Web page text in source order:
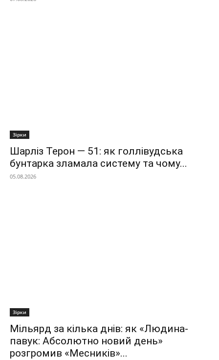
Зірки
Шарліз Терон — 51: як голлівудська
бунтарка зламала систему та чому...
05.08.2026
Зірки
Мільярд за кілька днів: як «Людина-
павук: Абсолютно новий день»
розгромив «Месників»...